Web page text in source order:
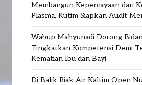
Membangun Kepercayaan dari
Plasma, Kutim Siapkan Audit
Wabup Mahyunadi Dorong
Tingkatkan Kompetensi Demi
Kematian Ibu dan Bayi
Di Balik Riak Air Kaltim Open